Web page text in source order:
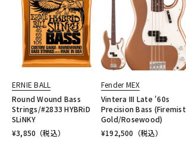
ERNIE BALL
Round Wound Bass
Strings/#2833 HYBRiD
SLiNKY
¥3,850 （税込）
Fender MEX
Vintera III Late '60s
Precision Bass (Firemist
Gold/Rosewood)
¥192,500 （税込）